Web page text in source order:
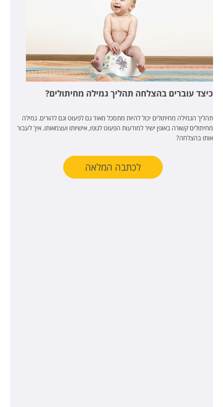
כיצד עוברים בהצלחה תהליך גמילה מחיתולים?
תהליך הגמילה מחיתולים יכול להיות מתסכל מאוד גם לפעוט וגם להורים. גמילה
מחיתולים קשורה באופן ישיר למודעות הפעוט לגופו, אישיותו ועצמאותו. איך לעבור
אותו בהצלחה?
לכתבה המלאה